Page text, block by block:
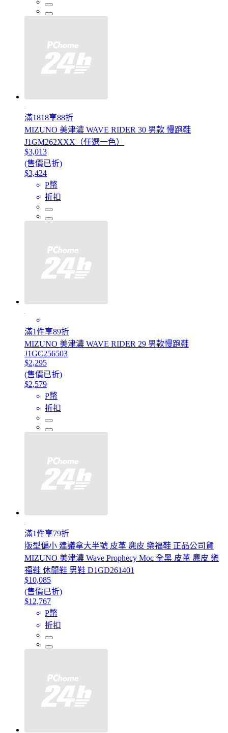
滿1818享88折
MIZUNO 美津濃 WAVE RIDER 30 男款 慢跑鞋
J1GM262XXX（任選一色）
$3,013
(售價已折)
$3,424
P幣
折扣
滿1件享89折
MIZUNO 美津濃 WAVE RIDER 29 男款慢跑鞋
J1GC256503
$2,295
(售價已折)
$2,579
P幣
折扣
滿1件享79折
版型偏小 建議拿大半號 皮革 麂皮 樂福鞋 正品公司貨
MIZUNO 美津濃 Wave Prophecy Moc 全黑 皮革 麂皮 樂
福鞋 休閒鞋 男鞋 D1GD261401
$10,085
(售價已折)
$12,767
P幣
折扣